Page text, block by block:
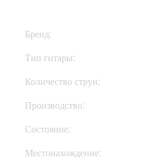
Бренд:
Тип гитары:
Количество струн:
Производство:
Состояние:
Местонахождение: